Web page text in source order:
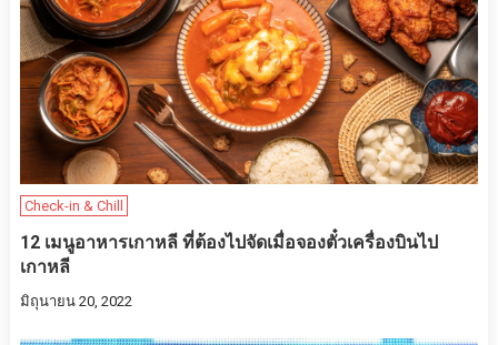
Check-in & Chill
12 เมนูอาหารเกาหลี ที่ต้องไปจัดเมื่อจองตั๋วเครื่องบินไป
เกาหลี
มิถุนายน 20, 2022